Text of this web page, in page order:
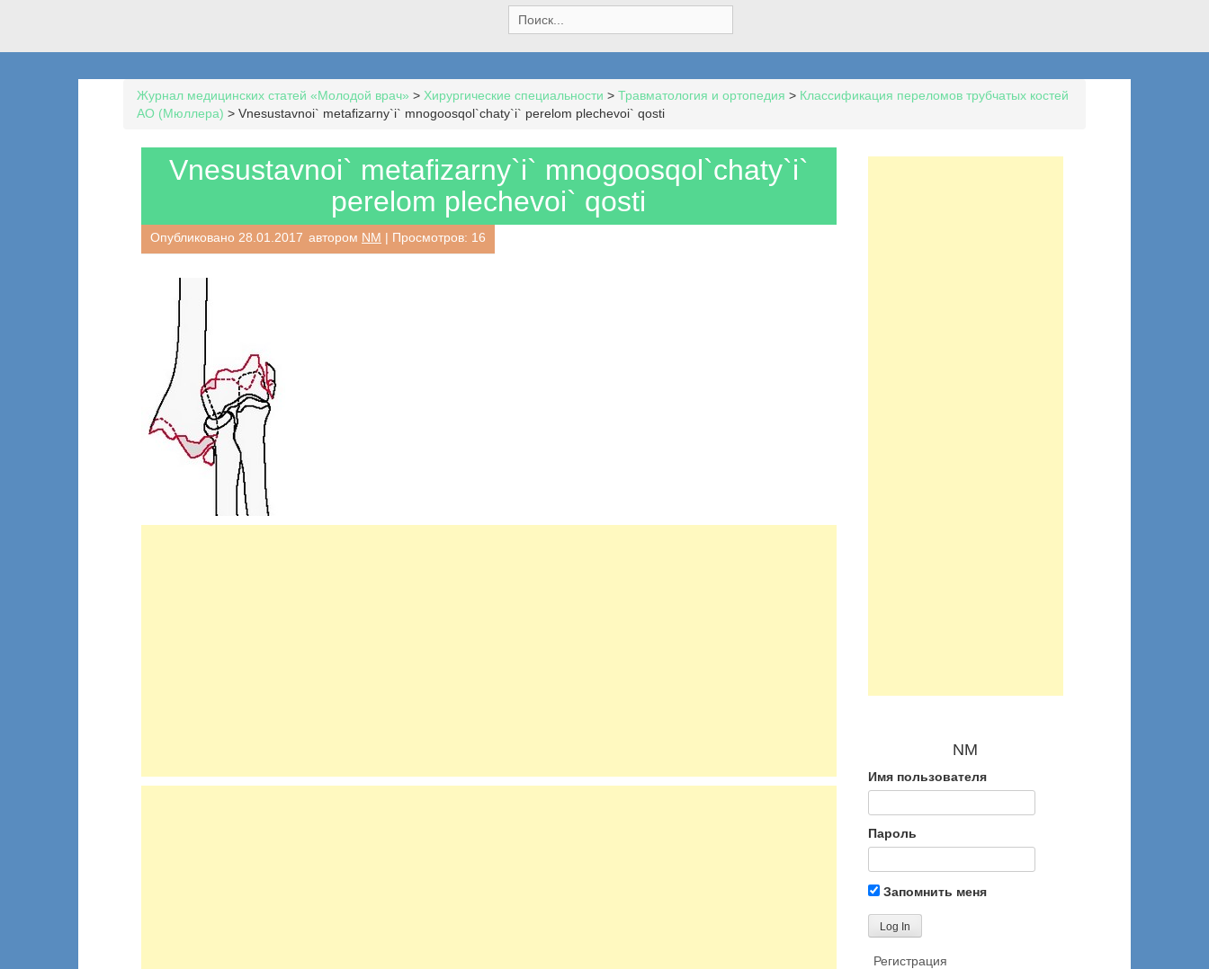
e
a
h
f
r
:
Журнал медицинских статей «Молодой врач» > Хирургические специальности > Травматология и ортопедия > Классификация переломов трубчатых костей
AO (Мюллера) > Vnesustavnoi` metafizarny`i` mnogoosqol`chaty`i` perelom plechevoi` qosti
Vnesustavnoi` metafizarny`i` mnogoosqol`chaty`i`
perelom plechevoi` qosti
Опубликовано 28.01.2017 автором NM | Просмотров: 16
NM
Имя пользователя
Пароль
Запомнить меня
Регистрация